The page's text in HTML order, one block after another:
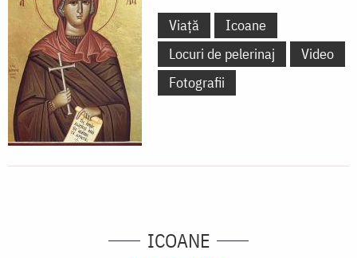
Viață
Icoane
Locuri de pelerinaj
Video
Fotografii
ICOANE